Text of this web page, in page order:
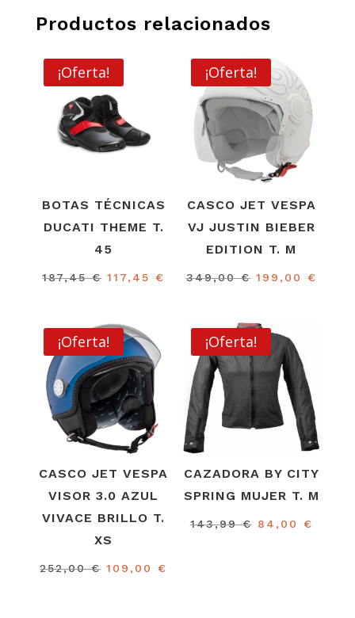
Productos relacionados
¡Oferta!
BOTAS TÉCNICAS
DUCATI THEME T.
45
187,45€ El
era:
187,45 €.
117,45 €
117,45 €.
¡Oferta!
CASCO JET VESPA
VJ JUSTIN BIEBER
EDITION T. M
349,00€ El
era:
349,00 €.
199,00 €
¡Oferta!
CASCO JET VESPA
VISOR 3.0 AZUL
VIVACE BRILLO T.
XS
252,00€ El
109,00 €
¡Oferta!
CAZADORA BY CITY
SPRING MUJER T. M
143,99€ El
84,00 €